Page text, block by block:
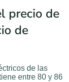
precio de
de
de las
entre 80 y 86